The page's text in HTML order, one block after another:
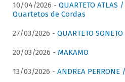
10/04/2026 - QUARTETO
Quartetos de Cordas
27/03/2026 - QUARTETO
20/03/2026 - MAKAMO
13/03/2026 - ANDREA PERRONE